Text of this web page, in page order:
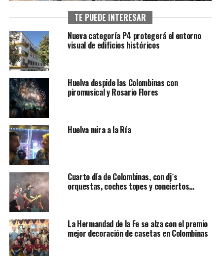
TE PUEDE INTERESAR
Nueva categoría P4 protegerá el entorno
visual de edificios históricos
Huelva despide las Colombinas con
piromusical y Rosario Flores
Huelva mira a la Ría
Cuarto día de Colombinas, con dj´s
orquestas, coches topes y conciertos…
La Hermandad de la Fe se alza con el premio
mejor decoración de casetas en Colombinas